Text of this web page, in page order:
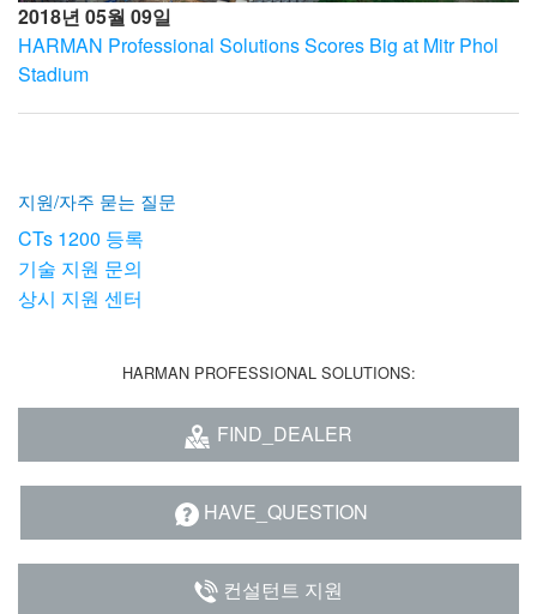
2018년 05월 09일
HARMAN Professional Solutions Scores Big at Mitr Phol
Stadium
지원/자주 묻는 질문
CTs 1200 등록
기술 지원 문의
상시 지원 센터
HARMAN PROFESSIONAL SOLUTIONS:
FIND_DEALER
HAVE_QUESTION
컨설턴트 지원